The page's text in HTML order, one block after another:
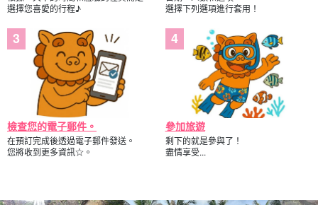
選擇您喜愛的行程♪
選擇下列選項進行套用！
檢查您的電子郵件。
在預訂完成後透過電子郵件發送。
您將收到更多資訊☆。
參加旅遊
剩下的就是參與了！
盡情享受...